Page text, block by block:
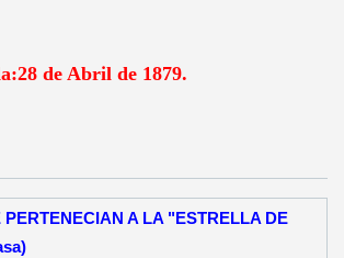
de Abril de 1879.
A LA "ESTRELLA DE